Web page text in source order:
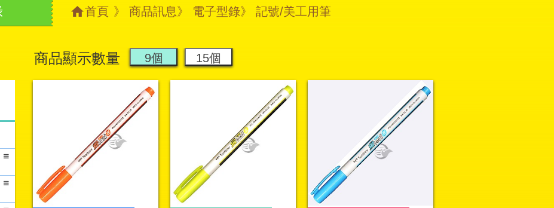
首頁 》 商品訊息》 電子型錄》 記號/美工用筆
商品顯示數量